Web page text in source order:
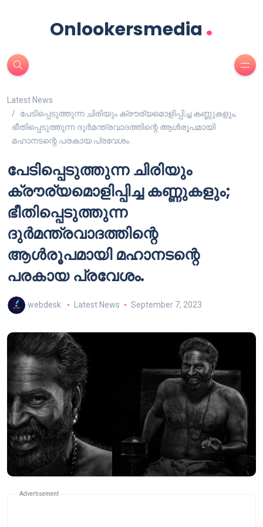
Onlookersmedia .
Latest News
പേടിപ്പെടുത്തുന്ന ചിരിയും ക്രൗര്യമൊളിപ്പിച്ച കണ്ണുകളും;
ഭീതിപ്പെടുത്തുന്ന ദുർമന്ത്രവാദത്തിന്റെ ആൾരൂപമായി
മഹാനടന്റെ പരകായ പ്രവേശം.
പേടിപ്പെടുത്തുന്ന ചിരിയും
ക്രൗര്യമൊളിപ്പിച്ച കണ്ണുകളും;
ഭീതിപ്പെടുത്തുന്ന
ദുർമന്ത്രവാദത്തിന്റെ
ആൾരൂപമായി മഹാനടന്റെ
പരകായ പ്രവേശം.
webdesk Latest News September 7, 2023
Advertisement